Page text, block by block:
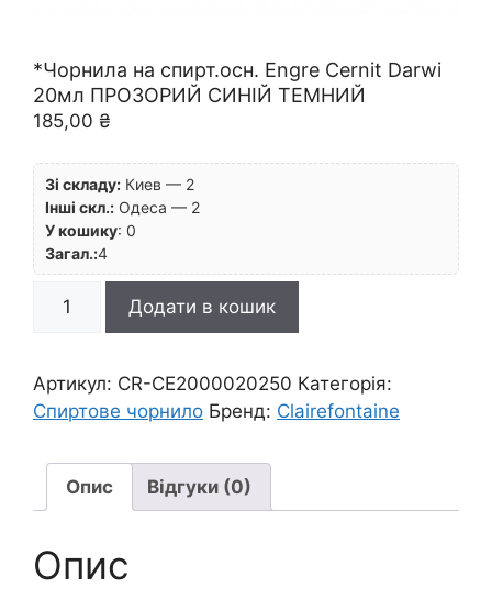
*Чорнила на спирт.осн. Engre Cernit Darwi
20мл ПРОЗОРИЙ СИНІЙ ТЕМНИЙ
185,00 ₴
Зі складу: Киев — 2
Інші скл.: Одеса — 2
У кошику: 0
Загал.:4
*Чорнила
Engre
Cernit
20мл
ПРОЗОРИЙ
СИНІЙ
кількість
Додати в кошик
Артикул: CR-CE2000020250 Категорія:
Спиртове чорнило Бренд: Clairefontaine
Опис Відгуки (0)
Опис